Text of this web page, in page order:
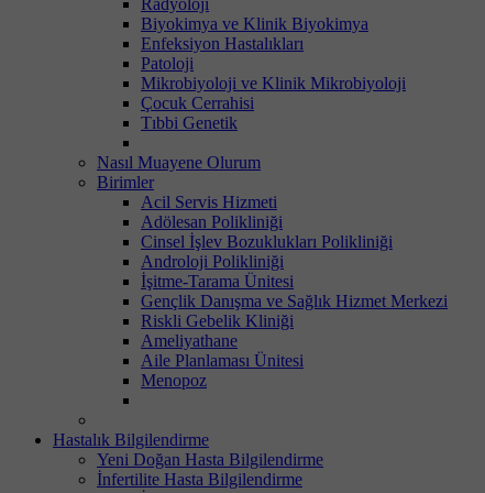
Biyokimya ve Klinik Biyokimya
Enfeksiyon Hastalıkları
Patoloji
Mikrobiyoloji ve Klinik Mikrobiyoloji
Çocuk Cerrahisi
Tıbbi Genetik
Nasıl Muayene Olurum
Birimler
Acil Servis Hizmeti
Adölesan Polikliniği
Cinsel İşlev Bozuklukları Polikliniği
Androloji Polikliniği
İşitme-Tarama Ünitesi
Gençlik Danışma ve Sağlık Hizmet Merkezi
Riskli Gebelik Kliniği
Ameliyathane
Aile Planlaması Ünitesi
Menopoz
Hastalık Bilgilendirme
Yeni Doğan Hasta Bilgilendirme
İnfertilite Hasta Bilgilendirme